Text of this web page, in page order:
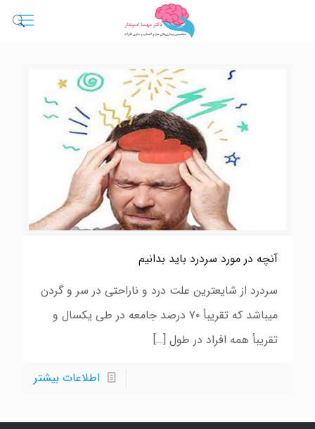
آنچه در مورد سردرد بايد بدانيم
سردرد از شایعترین علت درد و ناراحتی در سر و گردن
میباشد كه تقریبأ ٧٠ درصد جامعه در طی یكسال و
تقریبأ همه افراد در طول […]
اطلاعات بیشتر